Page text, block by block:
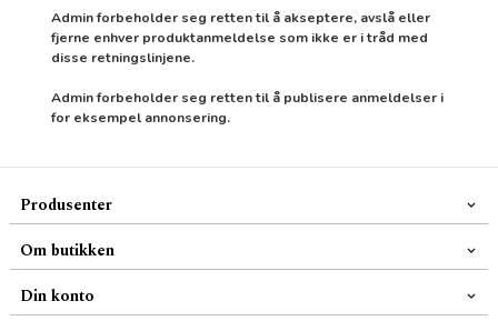
Admin forbeholder seg retten til å akseptere, avslå eller
fjerne enhver produktanmeldelse som ikke er i tråd med
disse retningslinjene.
Admin forbeholder seg retten til å publisere anmeldelser i
for eksempel annonsering.
Produsenter
Om butikken
Din konto